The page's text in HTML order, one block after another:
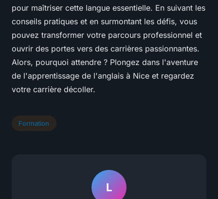
pour maîtriser cette langue essentielle. En suivant les
conseils pratiques et en surmontant les défis, vous
pouvez transformer votre parcours professionnel et
ouvrir des portes vers des carrières passionnantes.
Alors, pourquoi attendre ? Plongez dans l'aventure
de l'apprentissage de l'anglais à Nice et regardez
votre carrière décoller.
Formation
L